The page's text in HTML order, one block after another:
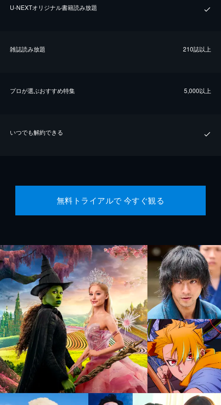
U-NEXTオリジナル書籍読み放題
雑誌読み放題 210誌以上
プロが選ぶおすすめ特集 5,000以上
いつでも解約できる
無料トライアルで 今すぐ観る